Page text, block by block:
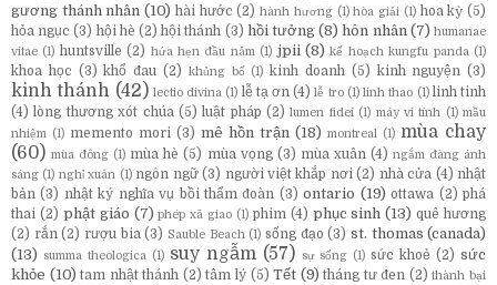
gương thánh nhân (10) hài hước (2) hành hương (1) hòa giải (1) hoa kỳ (5)
hỏa ngục (3) hội hè (2) hội thánh (3) hồi tưởng (8) hôn nhân (7) humanae
vitae (1) huntsville (2) hứa hẹn đầu năm (1) jpii (8) kế hoạch kungfu panda (1)
khoa học (3) khổ đau (2) khủng bố (1) kinh doanh (5) kinh nguyện (3)
kinh thánh (42) lectio divina (1) lễ tạ ơn (4) lễ tro (1) linh thao (1) linh tinh
(4) lòng thương xót chúa (5) luật pháp (2) lumen fidei (1) máy vi tính (1) mầu
nhiệm
(1) memento mori (3) mê hồn trận (18) montreal (1) mùa chay
(60) mùa đông (1) mùa hè (5) mùa vọng (3) mùa xuân (4) ngắm đàng ánh
sáng (1) nghỉ xuân (1) ngôn ngữ (3) người việt khắp nơi (2) nhà cửa (4) nhật
bản (3) nhật ký nghĩa vụ bồi thẩm đoàn (3) ontario (19) ottawa (2) phá
thai (2) phật giáo (7) phép xã giao (1) phim (4) phục sinh (13) quê hương
(2) rắn (2) rượu bia (3) Sauble Beach (1) sống đạo (3) st. thomas (canada)
(13)
summa theologica (1) suy ngẫm (57) sự sống (1) sức khoẻ (2) sức
khỏe (10) tam nhật thánh (2) tâm lý (5) Tết (9) tháng tư đen (2) thành bại